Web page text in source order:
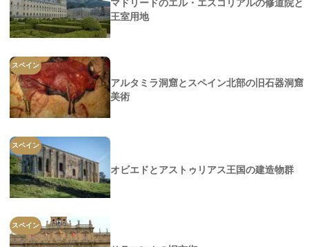
マドリードのエル・エスコリアルの修道院と
王室用地
スペイン
アルタミラ洞窟とスペイン北部の旧石器洞窟
美術
スペイン
オビエドとアストゥリアス王国の建造物群
スペイン